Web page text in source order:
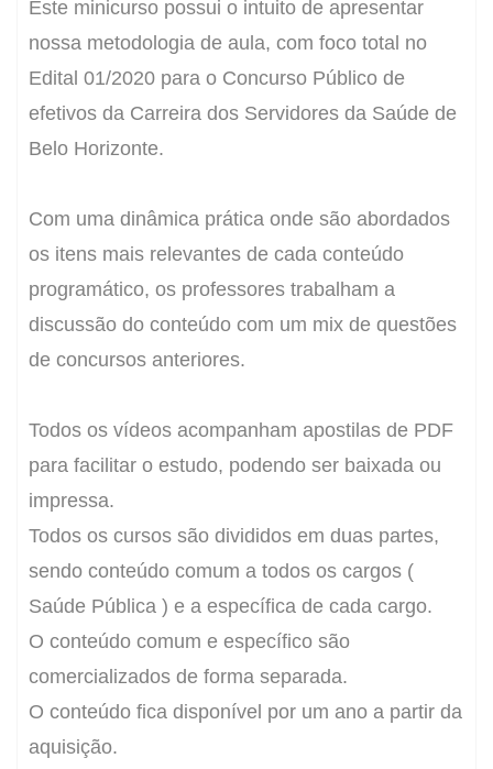
Este minicurso possui o intuito de apresentar
nossa metodologia de aula, com foco total no
Edital 01/2020 para o Concurso Público de
efetivos da Carreira dos Servidores da Saúde de
Belo Horizonte.
Com uma dinâmica prática onde são abordados
os itens mais relevantes de cada conteúdo
programático, os professores trabalham a
discussão do conteúdo com um mix de questões
de concursos anteriores.
Todos os vídeos acompanham apostilas de PDF
para facilitar o estudo, podendo ser baixada ou
impressa.
Todos os cursos são divididos em duas partes,
sendo conteúdo comum a todos os cargos (
Saúde Pública ) e a específica de cada cargo.
O conteúdo comum e específico são
comercializados de forma separada.
O conteúdo fica disponível por um ano a partir da
aquisição.